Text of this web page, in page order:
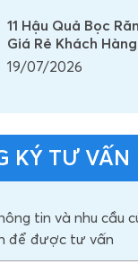
11 Hậu Quả Bọc
Giá Rẻ Khách
Định Phải Biết
19/07/2026
KÝ TƯ VẤN
tin và nhu cầu
để được tư vấn